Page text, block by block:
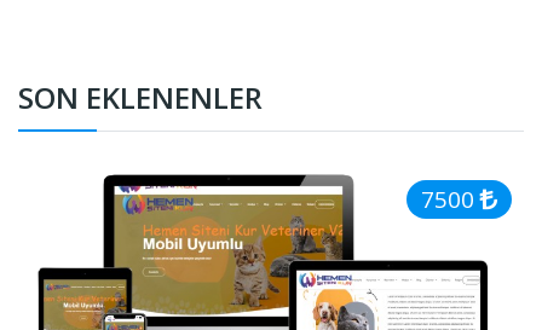
SON EKLENENLER
7500